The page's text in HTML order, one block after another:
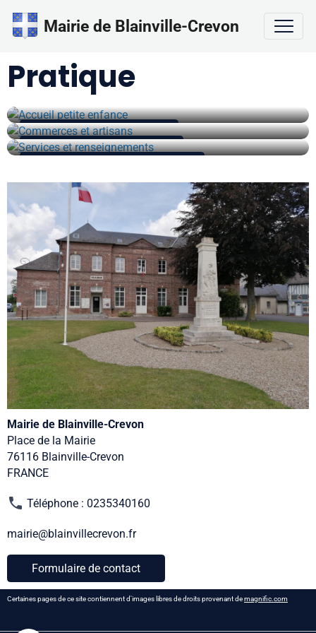
Mairie de Blainville-Crevon
Pratique
Accueil petite enfance
Commerces et artisans
Mairie de Blainville-Crevon
Place de la Mairie
76116 Blainville-Crevon
FRANCE
Téléphone : 0235340160
mairie@blainvillecrevon.fr
Formulaire de contact
Certaines pages de ce site contiennent d'images libres de droits provenant demagnific.com